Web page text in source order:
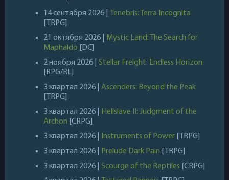
14 сентября 2026 |
Tenebris: Terra Incognita
[TRPG]
21 октября 2026 |
Mystic Land: The Search for
Maphaldo
[DC]
2 ноября 2026 | Stellar Freight: Endless Horizon
[RPG/RL]
3 квартал 2026 | Ascenders: Beyond the Peak
[TRPG]
3 квартал 2026 |
Hellslave II: Judgment of the
Archon [CRPG]
3 квартал 2026 |
Instruments of Power
[TRPG]
3 квартал 2026 |
Prelude Dark Pain
[TRPG]
3 квартал 2026 | Scourge of the Reptiles [CRPG]